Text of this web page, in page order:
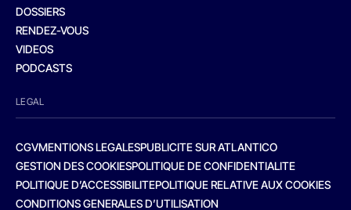
DOSSIERS
RENDEZ-VOUS
VIDEOS
PODCASTS
LEGAL
CGVMENTIONS LEGALESPUBLICITE SUR ATLANTICO
GESTION DES COOKIESPOLITIQUE DE CONFIDENTIALITE
POLITIQUE D’ACCESSIBILITEPOLITIQUE RELATIVE AUX COOKIES
CONDITIONS GENERALES D’UTILISATION